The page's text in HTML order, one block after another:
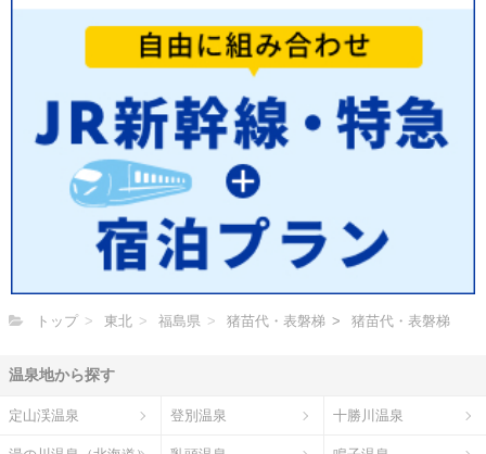
トップ 東北 福島県 猪苗代・表磐梯 猪苗代・表磐梯
温泉地から探す
定山渓温泉 登別温泉 十勝川温泉